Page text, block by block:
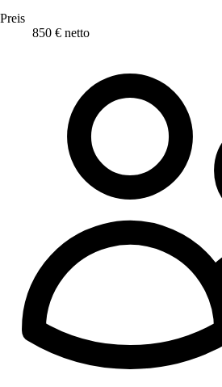
Preis
850 € netto